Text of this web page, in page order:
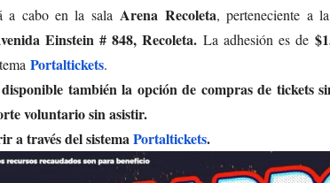
a cabo en la sala Arena Recoleta, perteneciente a la
Einstein # 848, Recoleta. La adhesión es de
Portaltickets.
también la opción de compras de tickets
voluntario sin asistir.
a través del sistemaPortaltickets.